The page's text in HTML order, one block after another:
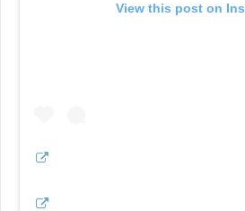
View this post on